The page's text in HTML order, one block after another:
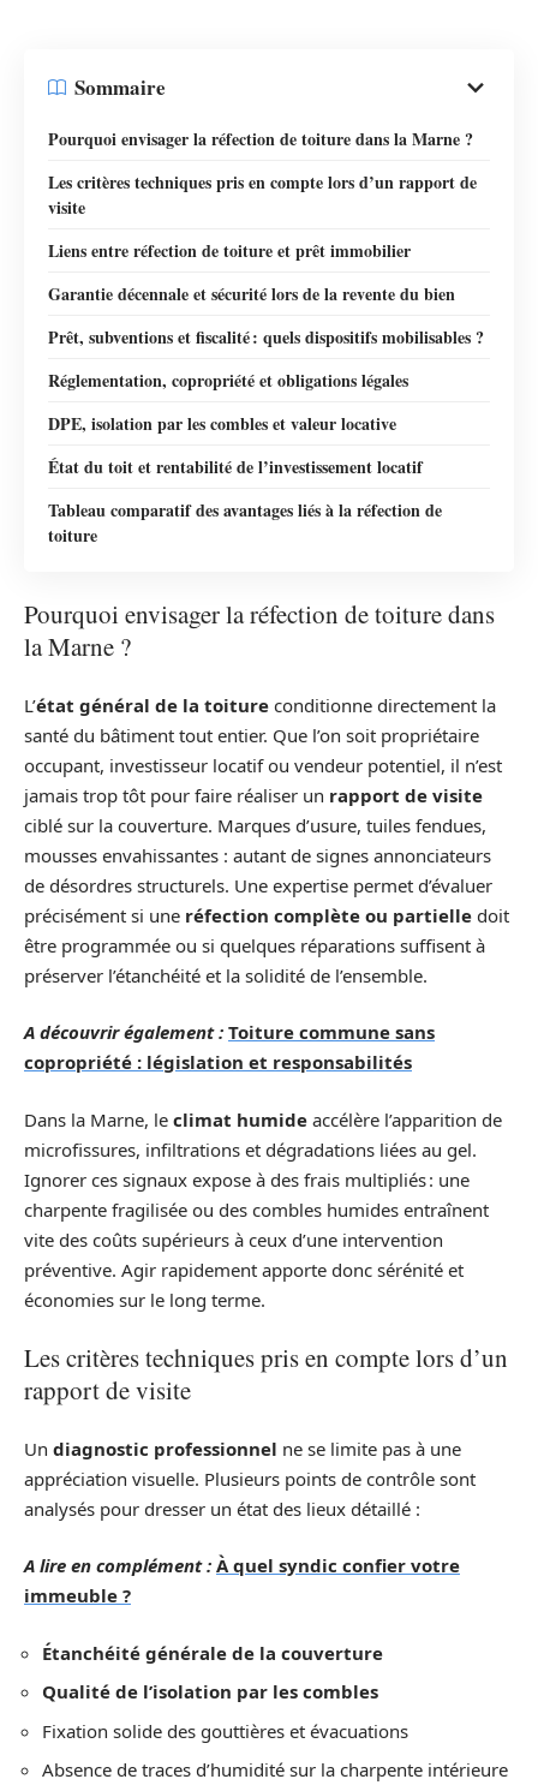
Sommaire
Pourquoi envisager la réfection de toiture dans la Marne ?
Les critères techniques pris en compte lors d’un rapport de
visite
Liens entre réfection de toiture et prêt immobilier
Garantie décennale et sécurité lors de la revente du bien
Prêt, subventions et fiscalité : quels dispositifs mobilisables ?
Réglementation, copropriété et obligations légales
DPE, isolation par les combles et valeur locative
État du toit et rentabilité de l’investissement locatif
Tableau comparatif des avantages liés à la réfection de
toiture
Pourquoi envisager la réfection de toiture dans
la Marne ?
L’état général de la toiture conditionne directement la
santé du bâtiment tout entier. Que l’on soit propriétaire
occupant, investisseur locatif ou vendeur potentiel, il n’est
jamais trop tôt pour faire réaliser un rapport de visite
ciblé sur la couverture. Marques d’usure, tuiles fendues,
mousses envahissantes : autant de signes annonciateurs
de désordres structurels. Une expertise permet d’évaluer
précisément si une réfection complète ou partielle doit
être programmée ou si quelques réparations suffisent à
préserver l’étanchéité et la solidité de l’ensemble.
A découvrir également : Toiture commune sans
copropriété : législation et responsabilités
Dans la Marne, le climat humide accélère l’apparition de
microfissures, infiltrations et dégradations liées au gel.
Ignorer ces signaux expose à des frais multipliés : une
charpente fragilisée ou des combles humides entraînent
vite des coûts supérieurs à ceux d’une intervention
préventive. Agir rapidement apporte donc sérénité et
économies sur le long terme.
Les critères techniques pris en compte lors d’un
rapport de visite
Un diagnostic professionnel ne se limite pas à une
appréciation visuelle. Plusieurs points de contrôle sont
analysés pour dresser un état des lieux détaillé :
A lire en complément : À quel syndic confier votre
immeuble ?
Étanchéité générale de la couverture
Qualité de l’isolation par les combles
Fixation solide des gouttières et évacuations
Absence de traces d’humidité sur la charpente intérieure